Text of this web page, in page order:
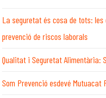
La seguretat és cosa de tots: les
prevenció de riscos laborals
Qualitat i Seguretat Alimentària:
Som Prevenció esdevé